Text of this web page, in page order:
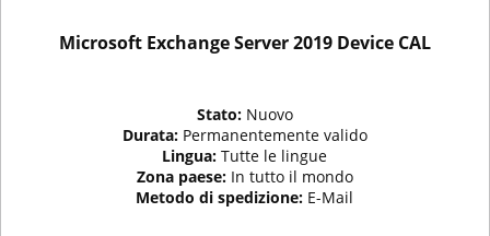
Microsoft Exchange Server 2019 Device CAL
Stato: Nuovo
Durata: Permanentemente valido
Lingua:Tutte le lingue
Zona paese: In tutto il mondo
Metodo di spedizione: E-Mail